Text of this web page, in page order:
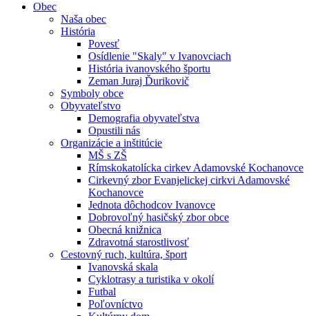
Obec
Naša obec
História
Povesť
Osídlenie "Skaly" v Ivanovciach
História ivanovského športu
Zeman Juraj Ďurikovič
Symboly obce
Obyvateľstvo
Demografia obyvateľstva
Opustili nás
Organizácie a inštitúcie
MŠ s ZŠ
Rímskokatolícka cirkev Adamovské Kochanovce
Cirkevný zbor Evanjelickej cirkvi Adamovské
Kochanovce
Jednota dôchodcov Ivanovce
Dobrovoľný hasičský zbor obce
Obecná knižnica
Zdravotná starostlivosť
Cestovný ruch, kultúra, šport
Ivanovská skala
Cyklotrasy a turistika v okolí
Futbal
Poľovníctvo